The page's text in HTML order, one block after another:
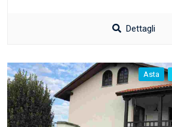
Dettagli
Asta